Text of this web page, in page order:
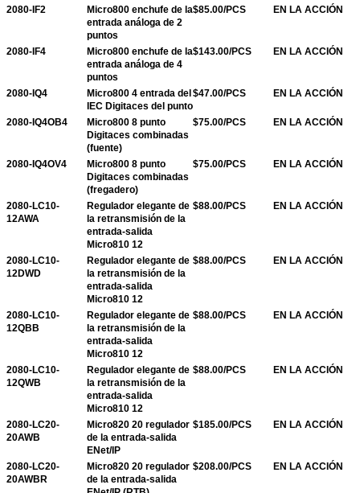
2080-IF2
Micro800 enchufe de la
entrada análoga de 2
puntos
$85.00/PCS EN LA ACCIÓN
2080-IF4
Micro800 enchufe de la
entrada análoga de 4
puntos
$143.00/PCS EN LA ACCIÓN
2080-IQ4
Micro800 4 entrada del
IEC Digitaces del punto
$47.00/PCS EN LA ACCIÓN
2080-IQ4OB4
Micro800 8 punto
Digitaces combinadas
(fuente)
$75.00/PCS EN LA ACCIÓN
2080-IQ4OV4
Micro800 8 punto
Digitaces combinadas
(fregadero)
$75.00/PCS EN LA ACCIÓN
2080-LC10-
12AWA
Regulador elegante de
la retransmisión de la
entrada-salida
Micro810 12
$88.00/PCS EN LA ACCIÓN
2080-LC10-
12DWD
Regulador elegante de
la retransmisión de la
entrada-salida
Micro810 12
$88.00/PCS EN LA ACCIÓN
2080-LC10-
12QBB
Regulador elegante de
la retransmisión de la
entrada-salida
Micro810 12
$88.00/PCS EN LA ACCIÓN
2080-LC10-
12QWB
Regulador elegante de
la retransmisión de la
entrada-salida
Micro810 12
$88.00/PCS EN LA ACCIÓN
2080-LC20-
20AWB
Micro820 20 regulador
de la entrada-salida
ENet/IP
$185.00/PCS EN LA ACCIÓN
2080-LC20-
20AWBR
Micro820 20 regulador
de la entrada-salida
$208.00/PCS EN LA ACCIÓN